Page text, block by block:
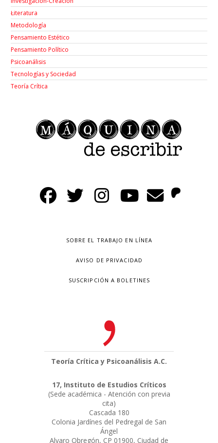
Łiteratura
Metodología
Pensamiento Estético
Pensamiento Político
Psicoanálisis
Tecnologías y Sociedad
Teoría Crítica
SOBRE EL TRABAJO EN LÍNEA
AVISO DE PRIVACIDAD
SUSCRIPCIÓN A BOLETINES
Teoría Crítica y Psicoanálisis A.C.
17, Instituto de Estudios Críticos
(Sede académica - Atención con previa
cita)
Cascada 180
Colonia Jardínes del Pedregal de San
Ángel
Alvaro Obregón, CP 01900, Ciudad de